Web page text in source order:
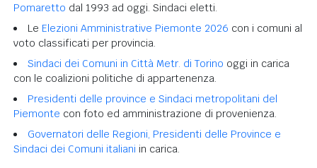
Pomaretto dal 1993 ad oggi. Sindaci eletti.
Le Elezioni Amministrative Piemonte 2026 con i comuni al
voto classificati per provincia.
Sindaci dei Comuni in Città Metr. di Torino oggi in carica
con le coalizioni politiche di appartenenza.
Presidenti delle province e Sindaci metropolitani del
Piemonte con foto ed amministrazione di provenienza.
Governatori delle Regioni, Presidenti delle Province e
Sindaci dei Comuni italiani in carica.